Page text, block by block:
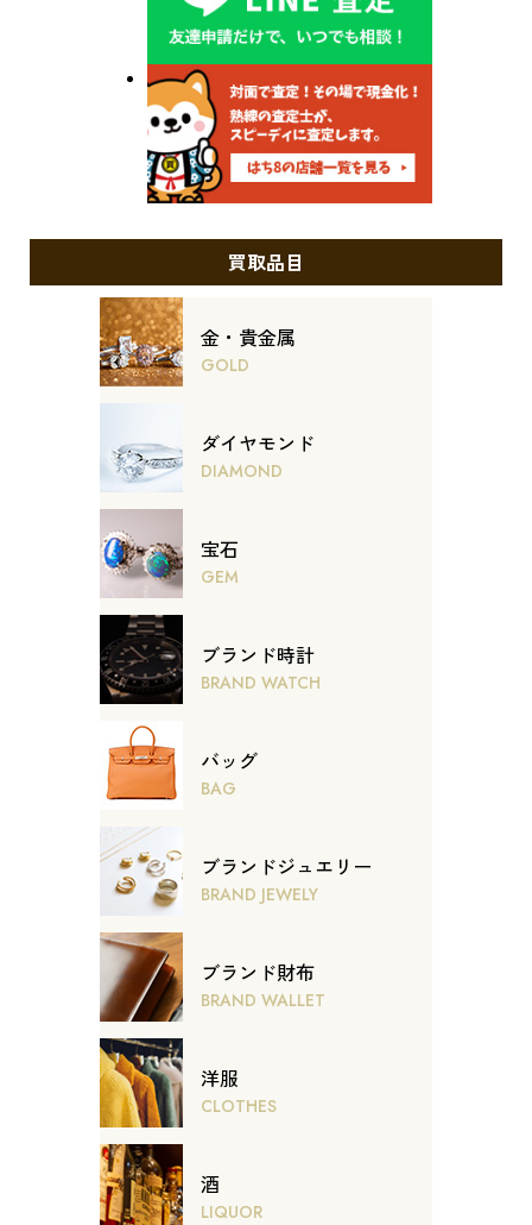
買取品目
金・貴金属
GOLD
ダイヤモンド
DIAMOND
宝石
GEM
ブランド時計
BRAND WATCH
バッグ
BAG
ブランドジュエリー
BRAND JEWELY
ブランド財布
BRAND WALLET
洋服
CLOTHES
酒
LIQUOR